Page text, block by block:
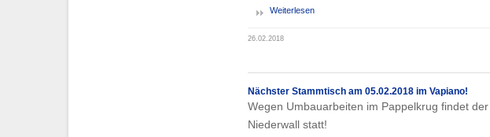
Weiterlesen
26.02.2018
Nächster Stammtisch am 05.02.2018 im Vapiano!
Wegen Umbauarbeiten im Pappelkrug findet
Niederwall statt!